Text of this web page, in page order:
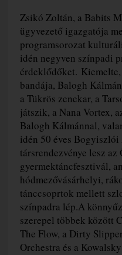
Zsikó Zoltán, a Babits
ügyvezető igazgatója
programsorozat
idén negyven színpadi
érdeklődőket.
bandája, Balogh
a Tükrös zenekar, a
játszik, a Nana Vortex,
Balogh Kálmánnal,
idén 50 éves
társrendezvénye lesz az
gyermektáncfesztivál,
hódmezővásárhelyi,
tánccsoprtok mellett
színpadra lép.A
szerepel többek között
The Flow, a Dirty
Orchestra és a